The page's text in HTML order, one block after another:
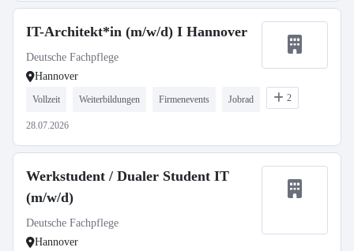
IT-Architekt*in (m/w/d) I Hannover
Deutsche Fachpflege
Hannover
Vollzeit Weiterbildungen Firmenevents Jobrad 2
28.07.2026
Werkstudent / Dualer Student IT
(m/w/d)
Deutsche Fachpflege
Hannover